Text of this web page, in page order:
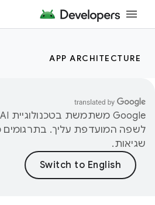
APP ARCHITECTURE
לשפה המועדפת עליך. בתרגומים
שגיאות.